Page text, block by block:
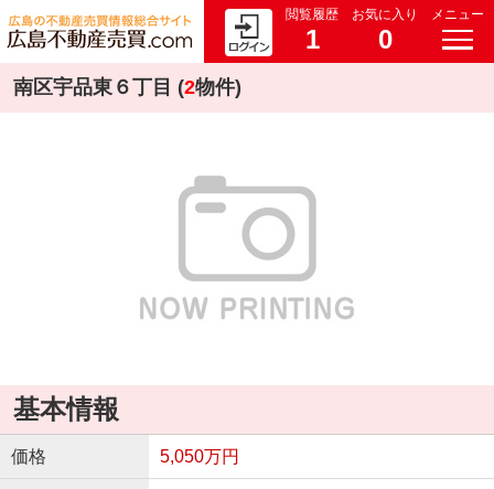
閲覧履歴
1
お気に入り
0
メニュー
南区宇品東６丁目 (2物件)
基本情報
価格 5,050万円